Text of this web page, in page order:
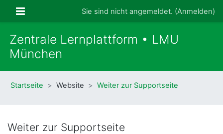
Website-ÜbersichtSie sind nicht angemeldet. (Anmelden)
Zentrale Lernplattform • LMU
München
Startseite Website Weiter zur Supportseite
Weiter zur Supportseite